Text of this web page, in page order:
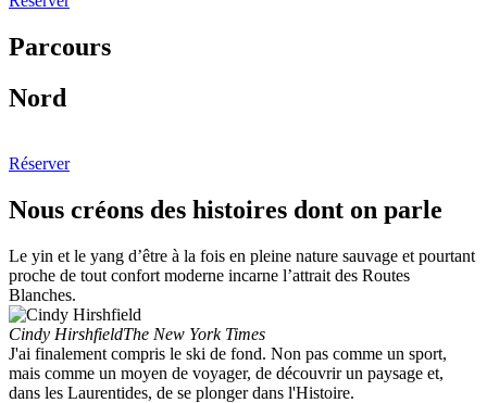
Parcours
Nord
Réserver
Nous créons des histoires dont on parle
Le yin et le yang d’être à la fois en pleine nature sauvage et pourtant
proche de tout confort moderne incarne l’attrait des Routes
Blanches.
Cindy HirshfieldThe New York Times
J'ai finalement compris le ski de fond. Non pas comme un sport,
mais comme un moyen de voyager, de découvrir un paysage et,
dans les Laurentides, de se plonger dans l'Histoire.